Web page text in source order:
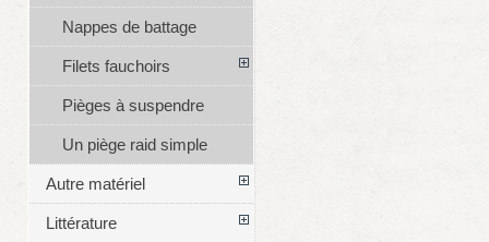
Nappes de battage
Filets fauchoirs
Pièges à suspendre
Un piège raid simple
Autre matériel
Littérature